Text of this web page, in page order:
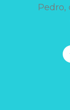
Pedro,